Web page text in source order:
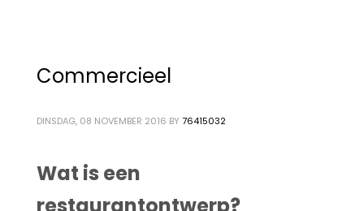
Commercieel
DINSDAG, 08 NOVEMBER 2016 BY 76415032
Wat is een